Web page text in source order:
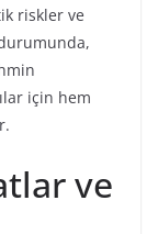
riskler ve
için hem
ve